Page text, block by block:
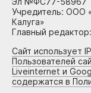
Учредитель: ООО
Калуга»
Главный
Сайт использует
Пользователей
Liveinternet и
содержатся в